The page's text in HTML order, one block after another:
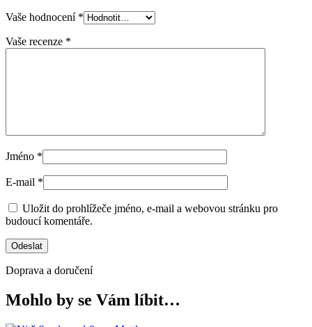
Vaše hodnocení *
Vaše recenze *
Jméno *
E-mail *
Uložit do prohlížeče jméno, e-mail a webovou stránku pro
budoucí komentáře.
Doprava a doručení
Mohlo by se Vám líbit…